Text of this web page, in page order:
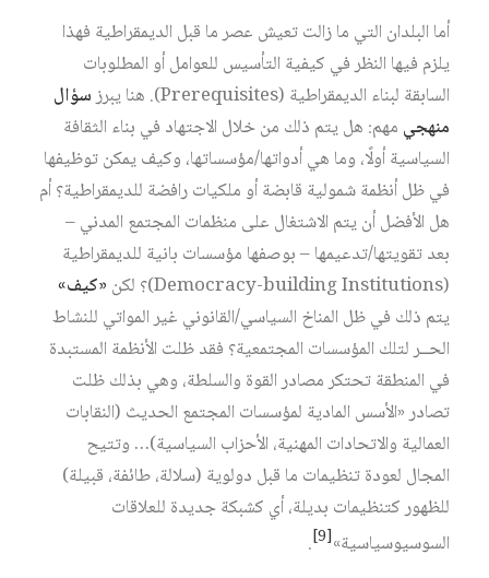
أما البلدان التي ما زالت تعيش عصر ما قبل الديمقراطية فهذا
يلزم فيها النظر في كيفية التأسيس للعوامل أو المطلوبات
السابقة لبناء الديمقراطية (Prerequisites). هنا يبرز
سؤال
منهجي مهم: هل يتم ذلك من خلال الاجتهاد في بناء الثقافة
السياسية أولًا، وما هي أدواتها/مؤسساتها، وكيف يمكن توظيفها
في ظل أنظمة شمولية قابضة أو ملكيات رافضة للديمقراطية؟ أم
هل الأفضل أن يتم الاشتغال على منظمات المجتمع المدني –
بعد تقويتها/تدعيمها – بوصفها مؤسسات بانية للديمقراطية
(Democracy-building Institutions)؟ لكن
«كيف»
يتم ذلك في ظل المناخ السياسي/القانوني غير المواتي للنشاط
الحــر لتلك المؤسسات المجتمعية؟ فقد ظلت الأنظمة المستبدة
في المنطقة تحتكر مصادر القوة والسلطة، وهي بذلك ظلت
تصادر «الأسس المادية لمؤسسات المجتمع الحديث (النقابات
العمالية والاتحادات المهنية، الأحزاب السياسية)… وتتيح
المجال لعودة تنظيمات ما قبل دولوية (سلالة، طائفة، قبيلة)
للظهور كتنظيمات بديلة، أي كشبكة جديدة للعلاقات
السوسيوسياسية»[9]
.